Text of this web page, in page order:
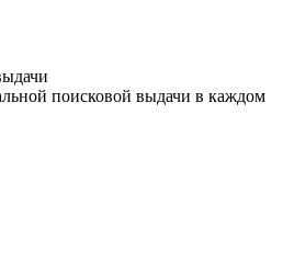
поисковой выдачи в каждом